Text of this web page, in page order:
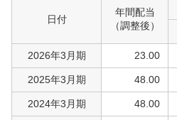
日付
年間配当
（調整後）
2026年3月期 23.00
2025年3月期 48.00
2024年3月期 48.00